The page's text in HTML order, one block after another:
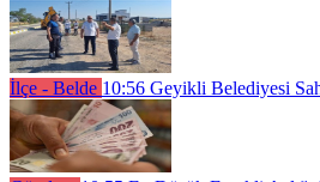
İlçe - Belde 10:56 Geyikli Belediyesi